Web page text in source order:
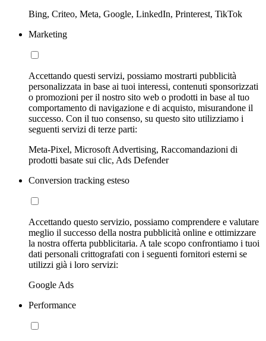
Bing, Criteo, Meta, Google, LinkedIn, Printerest, TikTok
Marketing
Accettando questi servizi, possiamo mostrarti pubblicità
personalizzata in base ai tuoi interessi, contenuti sponsorizzati
o promozioni per il nostro sito web o prodotti in base al tuo
comportamento di navigazione e di acquisto, misurandone il
successo. Con il tuo consenso, su questo sito utilizziamo i
seguenti servizi di terze parti:
Meta-Pixel, Microsoft Advertising, Raccomandazioni di
prodotti basate sui clic, Ads Defender
Conversion tracking esteso
Accettando questo servizio, possiamo comprendere e valutare
meglio il successo della nostra pubblicità online e ottimizzare
la nostra offerta pubblicitaria. A tale scopo confrontiamo i tuoi
dati personali crittografati con i seguenti fornitori esterni se
utilizzi già i loro servizi:
Google Ads
Performance